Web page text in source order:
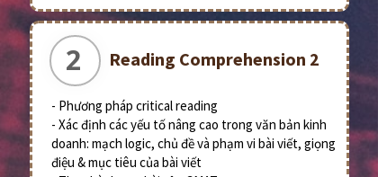
Reading Comprehension 2
- Phương pháp critical reading
- Xác định các yếu tố nâng cao trong văn bản kinh
doanh: mạch logic, chủ đề và phạm vi bài viết, giọng
điệu & mục tiêu của bài viết
2